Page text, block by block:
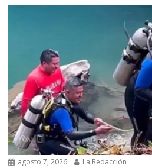
agosto 7, 2026 La Redacción